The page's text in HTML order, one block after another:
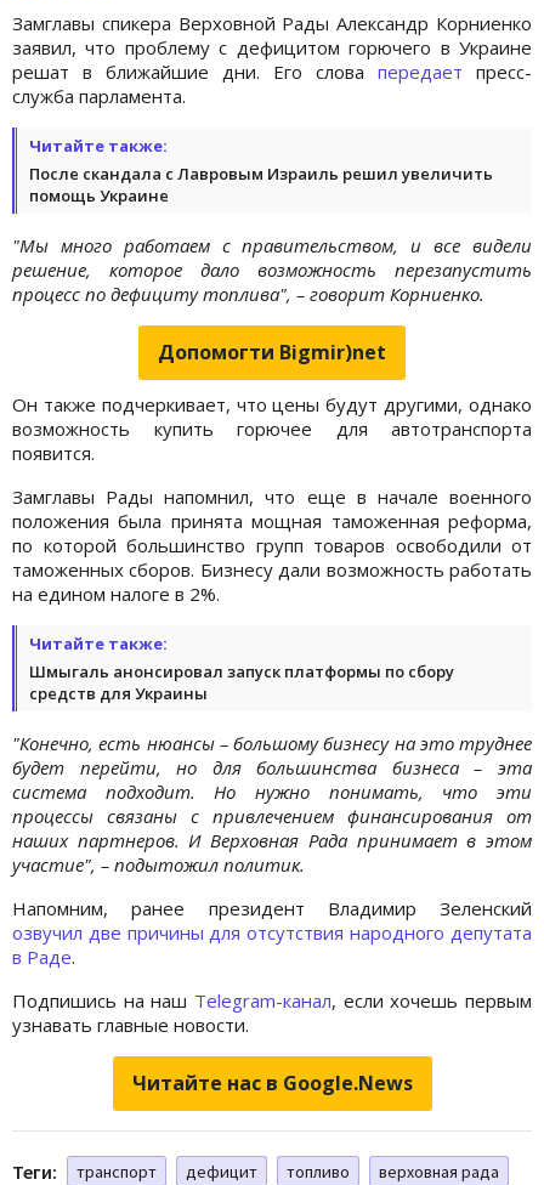
Замглавы спикера Верховной Рады Александр Корниенко
заявил, что проблему с дефицитом горючего в Украине
решат в ближайшие дни. Его слова передает пресс-
служба парламента.
Читайте также:
После скандала с Лавровым Израиль решил увеличить
помощь Украине
"Мы много работаем с правительством, и все видели
решение, которое дало возможность перезапустить
процесс по дефициту топлива", – говорит Корниенко.
Допомогти Bigmir)net
Он также подчеркивает, что цены будут другими, однако
возможность купить горючее для автотранспорта
появится.
Замглавы Рады напомнил, что еще в начале военного
положения была принята мощная таможенная реформа,
по которой большинство групп товаров освободили от
таможенных сборов. Бизнесу дали возможность работать
на едином налоге в 2%.
Читайте также:
Шмыгаль анонсировал запуск платформы по сбору
средств для Украины
"Конечно, есть нюансы – большому бизнесу на это труднее
будет перейти, но для большинства бизнеса – эта
система подходит. Но нужно понимать, что эти
процессы связаны с привлечением финансирования от
наших партнеров. И Верховная Рада принимает в этом
участие", – подытожил политик.
Напомним, ранее президент Владимир Зеленский
озвучил две причины для отсутствия народного депутата
в Раде.
Подпишись на наш Telegram-канал, если хочешь первым
узнавать главные новости.
Читайте нас в Google.News
Теги: транспорт дефицит топливо
верховная рада